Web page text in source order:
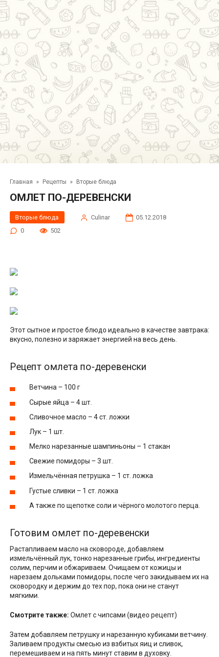
Главная » Рецепты » Вторые блюда
ОМЛЕТ ПО-ДЕРЕВЕНСКИ
Вторые блюда Сulinar
05.12.2018
0
502
Этот сытное и простое блюдо идеально в качестве завтрака:
вкусно, полезно и заряжает энергией на весь день.
Рецепт омлета по-деревенски
Ветчина – 100 г
Сырые яйца – 4 шт.
Сливочное масло – 4 ст. ложки
Лук – 1 шт.
Мелко нарезанные шампиньоны – 1 стакан
Свежие помидоры – 3 шт.
Измельчённая петрушка – 1 ст. ложка
Густые сливки – 1 ст. ложка
А также по щепотке соли и чёрного молотого перца.
Готовим омлет по-деревенски
Растапливаем масло на сковороде, добавляем
измельчённый лук, тонко нарезанные грибы, ингредиенты
солим, перчим и обжариваем. Очищаем от кожицы и
нарезаем дольками помидоры, после чего закидываем их на
сковородку и держим до тех пор, пока они не станут
мягкими.
Смотрите также: Омлет с чипсами (видео рецепт)
Затем добавляем петрушку и нарезанную кубиками ветчину.
Заливаем продукты смесью из взбитых яиц и сливок,
перемешиваем и на пять минут ставим в духовку.